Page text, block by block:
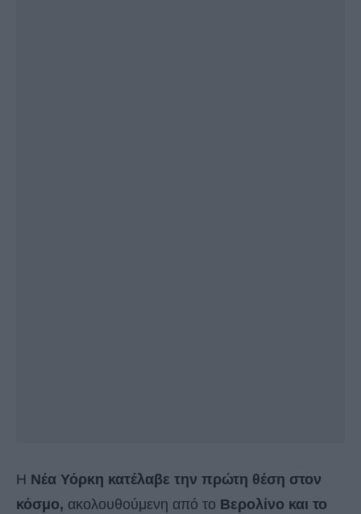
Η Νέα Υόρκη κατέλαβε την πρώτη θέση στον
κόσμο, ακολουθούμενη από το Βερολίνο και το